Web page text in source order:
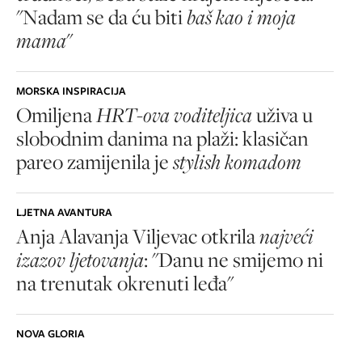
"Nadam se da ću bitibaš kao i moja
mama"
MORSKA INSPIRACIJA
OmiljenaHRT-ova voditeljicauživa u
slobodnim danima na plaži: klasičan
pareo zamijenila jestylish komadom
LJETNA AVANTURA
Anja Alavanja Viljevac otkrilanajveći
izazov ljetovanja: "Danu ne smijemo ni
na trenutak okrenuti leđa"
NOVA GLORIA